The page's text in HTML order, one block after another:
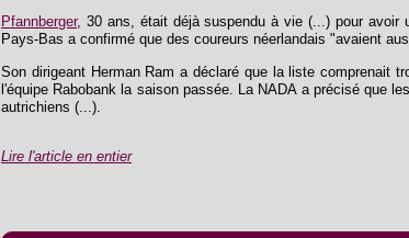
Pfannberger, 30 ans, était déjà suspendu à vie (...) pour avoir
Pays-Bas a confirmé que des coureurs néerlandais "avaient
Son dirigeant Herman Ram a déclaré que la liste comprenait
l'équipe Rabobank la saison passée. La NADA a précisé que
autrichiens (...).
Lire l'article en entier